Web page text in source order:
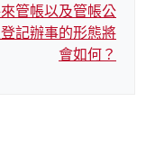
管帳以及管帳公
記辦事的形態將
會如何？